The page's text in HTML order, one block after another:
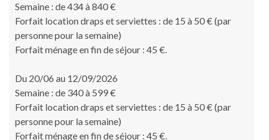
Semaine : de 434 à 840 €
Forfait location draps et serviettes : de 15 à 50 € (par
personne pour la semaine)
Forfait ménage en fin de séjour : 45 €.
Du 20/06 au 12/09/2026
Semaine : de 340 à 599 €
Forfait location draps et serviettes : de 15 à 50 € (par
personne pour la semaine)
Forfait ménage en fin de séjour : 45 €.